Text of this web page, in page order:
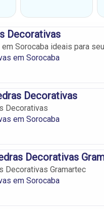
Decorativas
Sorocaba ideais para
em Sorocaba
Decorativas
Decorativas
em Sorocaba
Decorativas
Decorativas Gramartec
em Sorocaba